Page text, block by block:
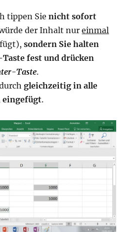
tippen Sienicht sofort
der Inhalt nureinmal
sondern Sie halten
fest und drücken
Taste.
gleichzeitig in alle
eingefügt.